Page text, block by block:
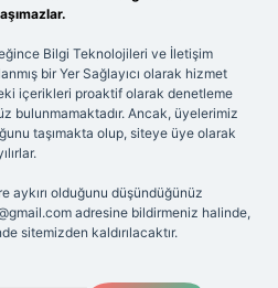
Bilgi Teknolojileri ve İletişim
bir Yer Sağlayıcı olarak hizmet
içerikleri proaktif olarak denetleme
bulunmamaktadır. Ancak, üyelerimiz
taşımakta olup, siteye üye olarak
aykırı olduğunu düşündüğünüz
adresine bildirmeniz halinde,
sitemizden kaldırılacaktır.